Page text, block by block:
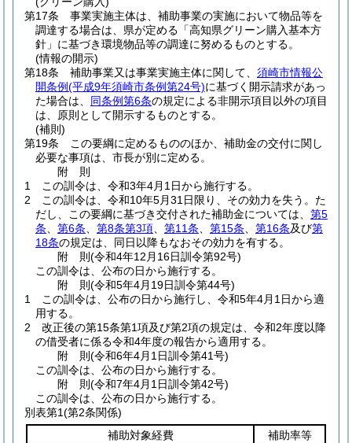
第17条
事業実施主体は、補助事業の実施において物品等を
調達する場合は、県が定める「高知県グリーン購入基本方
針」に基づき環境物品等の調達に努めるものとする。
(情報の開示)
第18条
補助事業又は事業実施主体に関して、 須崎市情報公
開条例(平成9年須崎市条例第24号)に基づく開示請求があっ
た場合は、 同条例第6条の規定による非開示項目以外の項目
は、原則として開示するものとする。
(補則)
第19条
この要綱に定めるもののほか、補助金の交付に関し
必要な事項は、市長が別に定める。
附 則
1
この訓令は、令和3年4月1日から施行する。
2
この訓令は、令和10年5月31日限り、その効力を失う。 た
だし、この要綱に基づき交付された補助金については、 第5
条
第6条 第8条第3項 第11条 第15条 第16条及び第
18条の規定は、同日以降もなおその効力を有する。
附 則(令和4年12月16日訓令第92号)
この訓令は、公布の日から施行する。
附 則(令和5年4月19日訓令第44号)
1
この訓令は、公布の日から施行し、令和5年4月1日から適
用する。
2
改正後の第15条第1項及び第2項の規定は、令和2年度以降
の借受者に係る令和4年度の報告から適用する。
附 則(令和6年4月1日訓令第41号)
この訓令は、公布の日から施行する。
附 則(令和7年4月1日訓令第42号)
この訓令は、公布の日から施行する。
別表第1(第2条関係)
補助対象経費
補助率等